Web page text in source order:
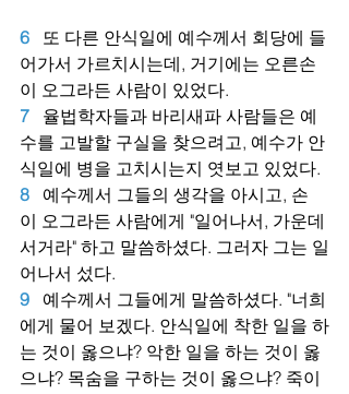
6
또 다른 안식일에 예수께서 회당에 들
어가서 가르치시는데, 거기에는 오른손
이 오그라든 사람이 있었다.
7
율법학자들과 바리새파 사람들은 예
수를 고발할 구실을 찾으려고, 예수가 안
식일에 병을 고치시는지 엿보고 있었다.
8
예수께서 그들의 생각을 아시고, 손
이 오그라든 사람에게 "일어나서, 가운데
서거라" 하고 말씀하셨다. 그러자 그는 일
어나서 섰다.
9
예수께서 그들에게 말씀하셨다. "너희
에게 물어 보겠다. 안식일에 착한 일을 하
는 것이 옳으냐? 악한 일을 하는 것이 옳
으냐? 목숨을 구하는 것이 옳으냐? 죽이